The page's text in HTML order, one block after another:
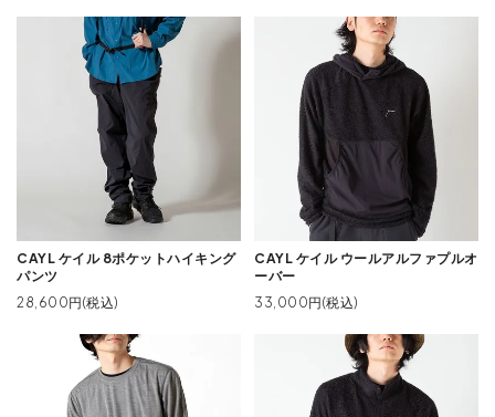
CAYL ケイル 8ポケットハイキング
パンツ
28,600円(税込)
CAYL ケイル ウールアルファプルオ
ーバー
33,000円(税込)